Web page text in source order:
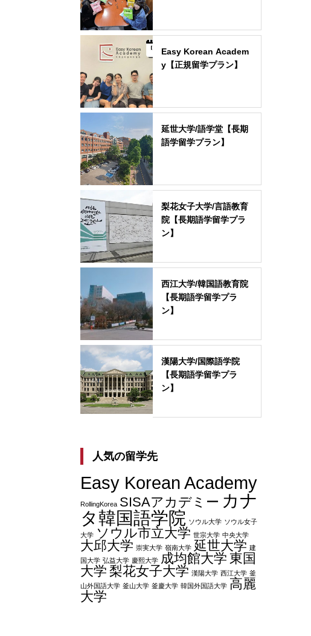
Easy Korean Academ
y【正規留学プラン】
延世大学/語学堂【長期
語学留学プラン】
梨花女子大学/言語教育
院【長期語学留学プラ
ン】
西江大学/韓国語教育院
【長期語学留学プラ
ン】
漢陽大学/国際語学院
【長期語学留学プラ
ン】
人気の留学先
Easy Korean Academy
RollingKorea SISAアカデミー カナ
タ韓国語学院 ソウル大学 ソウル女子
大学 ソウル市立大学 世宗大学 中央大学
大邱大学 崇実大学 嶺南大学 延世大学 建
国大学 弘益大学 慶熙大学 成均館大学 東国
大学 梨花女子大学 漢陽大学 西江大学 釜
山外国語大学 釜山大学 釜慶大学 韓国外国語大学 高麗
大学